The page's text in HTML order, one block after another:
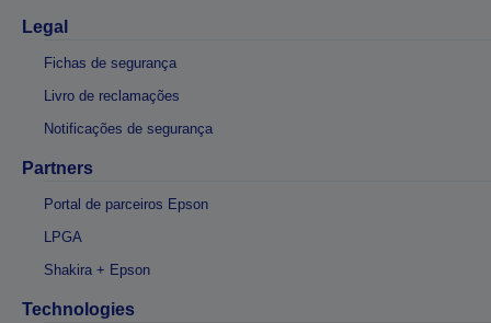
Legal
Fichas de segurança
Livro de reclamações
Notificações de segurança
Partners
Portal de parceiros Epson
LPGA
Shakira + Epson
Technologies